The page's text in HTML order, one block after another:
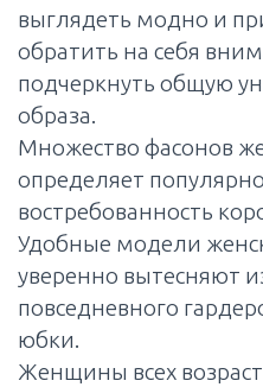
выглядеть модно и
обратить на себя
подчеркнуть общую
образа.
Множество фасонов
определяет
востребованность
Удобные модели
уверенно вытесняют
повседневного
юбки.
Женщины всех